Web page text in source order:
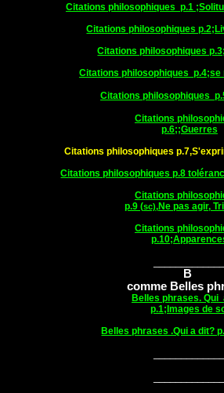
Citations philosophiques p.1
Citations philosophiques
Citations philosophiques
Citations philosophiques p.4;se
Citations philosophiques
Citations
p.6;;Guerres
Citations philosophiques
Citations philosophiques p.8
Citations
p.9 (sc),Ne pas agir,
Citations
B
comme Belles
Belles phrases. Qui
p.1;Images de
Belles phrases .Qui a dit?